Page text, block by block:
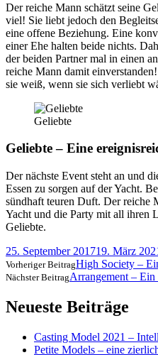
Der reiche Mann schätzt seine
viel! Sie liebt jedoch den
eine offene Beziehung. Eine
einer Ehe halten beide nichts.
der beiden Partner mal in einen
reiche Mann damit
sie weiß, wenn sie sich verliebt
Geliebte
Geliebte – Eine
Der nächste Event steht an und
Essen zu sorgen auf der Yacht.
sündhaft teuren Duft. Der reiche
Yacht und die Party mit all ihren
Geliebte.
25. September 201719. März
Vorheriger BeitragHigh Society –
Nächster BeitragArrangement –
Neueste Beiträge
Casting Model 2021 –
Petite Models – eine